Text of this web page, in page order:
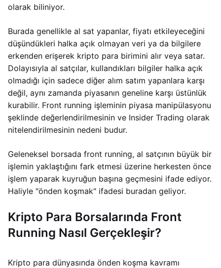
olarak biliniyor.
Burada genellikle al sat yapanlar, fiyatı etkileyeceğini
düşündükleri halka açık olmayan veri ya da bilgilere
erkenden erişerek kripto para birimini alır veya satar.
Dolayısıyla al satçılar, kullandıkları bilgiler halka açık
olmadığı için sadece diğer alım satım yapanlara karşı
değil, aynı zamanda piyasanın geneline karşı üstünlük
kurabilir. Front running işleminin piyasa manipülasyonu
şeklinde değerlendirilmesinin ve Insider Trading olarak
nitelendirilmesinin nedeni budur.
Geleneksel borsada front running, al satçının büyük bir
işlemin yaklaştığını fark etmesi üzerine herkesten önce
işlem yaparak kuyruğun başına geçmesini ifade ediyor.
Haliyle "önden koşmak" ifadesi buradan geliyor.
Kripto Para Borsalarında Front
Running Nasıl Gerçekleşir?
Kripto para dünyasında önden koşma kavramı